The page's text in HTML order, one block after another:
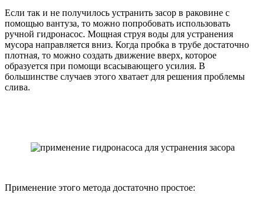
Если так и не получилось устранить засор в раковине с
помощью вантуза, то можно попробовать использовать
ручной гидронасос. Мощная струя воды для устранения
мусора направляется вниз. Когда пробка в трубе достаточно
плотная, то можно создать движение вверх, которое
образуется при помощи всасывающего усилия. В
большинстве случаев этого хватает для решения проблемы
слива.
Применение этого метода достаточно простое: